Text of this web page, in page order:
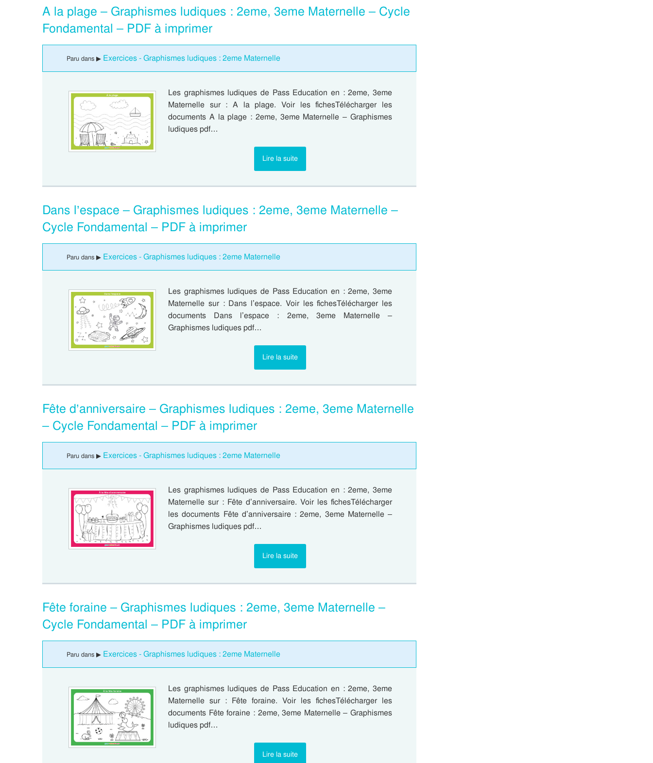
A la plage – Graphismes ludiques : 2eme, 3eme Maternelle – Cycle
Fondamental – PDF à imprimer
Paru dans ▶ Exercices - Graphismes ludiques : 2eme Maternelle
Les graphismes ludiques de Pass Education en : 2eme, 3eme
Maternelle sur : A la plage. Voir les fichesTélécharger les
documents A la plage : 2eme, 3eme Maternelle – Graphismes
ludiques pdf…
Lire la suite
Dans l’espace – Graphismes ludiques : 2eme, 3eme Maternelle –
Cycle Fondamental – PDF à imprimer
Paru dans ▶ Exercices - Graphismes ludiques : 2eme Maternelle
Les graphismes ludiques de Pass Education en : 2eme, 3eme
Maternelle sur : Dans l’espace. Voir les fichesTélécharger les
documents Dans l’espace : 2eme, 3eme Maternelle –
Graphismes ludiques pdf…
Lire la suite
Fête d’anniversaire – Graphismes ludiques : 2eme, 3eme Maternelle
– Cycle Fondamental – PDF à imprimer
Paru dans ▶ Exercices - Graphismes ludiques : 2eme Maternelle
Les graphismes ludiques de Pass Education en : 2eme, 3eme
Maternelle sur : Fête d’anniversaire. Voir les fichesTélécharger
les documents Fête d’anniversaire : 2eme, 3eme Maternelle –
Graphismes ludiques pdf…
Lire la suite
Fête foraine – Graphismes ludiques : 2eme, 3eme Maternelle –
Cycle Fondamental – PDF à imprimer
Paru dans ▶ Exercices - Graphismes ludiques : 2eme Maternelle
Les graphismes ludiques de Pass Education en : 2eme, 3eme
Maternelle sur : Fête foraine. Voir les fichesTélécharger les
documents Fête foraine : 2eme, 3eme Maternelle – Graphismes
ludiques pdf…
Lire la suite